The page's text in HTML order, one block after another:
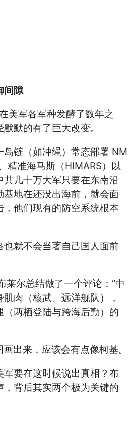
间隙
军各军种发酵了数年之
默的有了巨大改变。
链（如冲绳）常态部署 NM
精准海马斯（HIMARS）以
共几十万大军只要在东南沿
基地在还没出海前，就会面
，他们现有的防空系统根本
就不会当著自己国人面前
尔总结做了一个评论：“中
肉（核武、远洋舰队），
两栖登陆与跨海后勤）的
来，应该会有点像柯基。
要在这时候说出真相？布
背后其实两个极为关键的